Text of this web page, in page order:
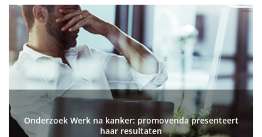
Onderzoek Werk na kanker: promovenda presenteert
haar resultaten